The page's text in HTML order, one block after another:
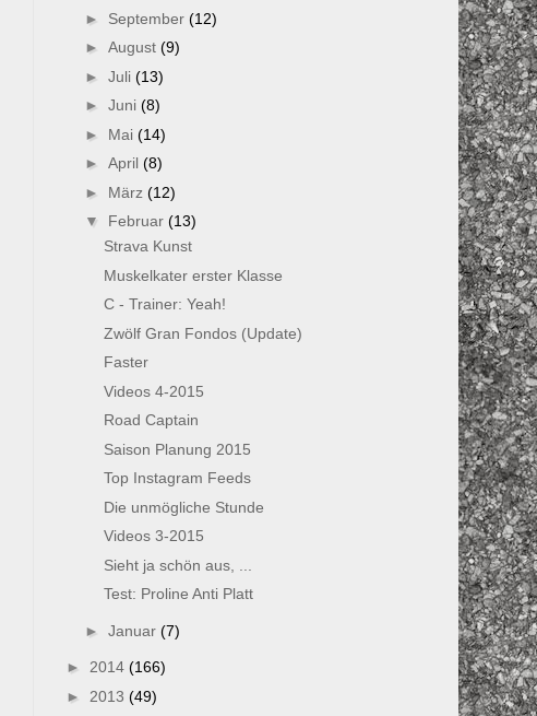
► September (12)
► August (9)
► Juli (13)
► Juni (8)
► Mai (14)
► April (8)
► März (12)
▼ Februar (13)
Strava Kunst
Muskelkater erster Klasse
C - Trainer: Yeah!
Zwölf Gran Fondos (Update)
Faster
Videos 4-2015
Road Captain
Saison Planung 2015
Top Instagram Feeds
Die unmögliche Stunde
Videos 3-2015
Sieht ja schön aus, ...
Test: Proline Anti Platt
► Januar (7)
► 2014 (166)
► 2013 (49)